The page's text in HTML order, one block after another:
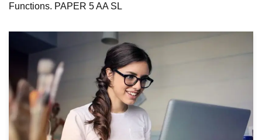
Functions. PAPER 5 AA SL